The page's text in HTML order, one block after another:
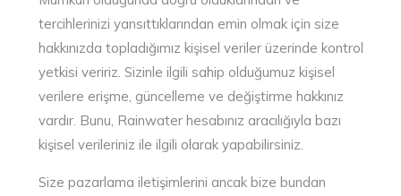
tercihlerinizi yansıttıklarından emin olmak için size
hakkınızda topladığımız kişisel veriler üzerinde kontrol
yetkisi veririz. Sizinle ilgili sahip olduğumuz kişisel
verilere erişme, güncelleme ve değiştirme hakkınız
vardır. Bunu, Rainwater hesabınız aracılığıyla bazı
kişisel verileriniz ile ilgili olarak yapabilirsiniz.
Size pazarlama iletişimlerini ancak bize bundan